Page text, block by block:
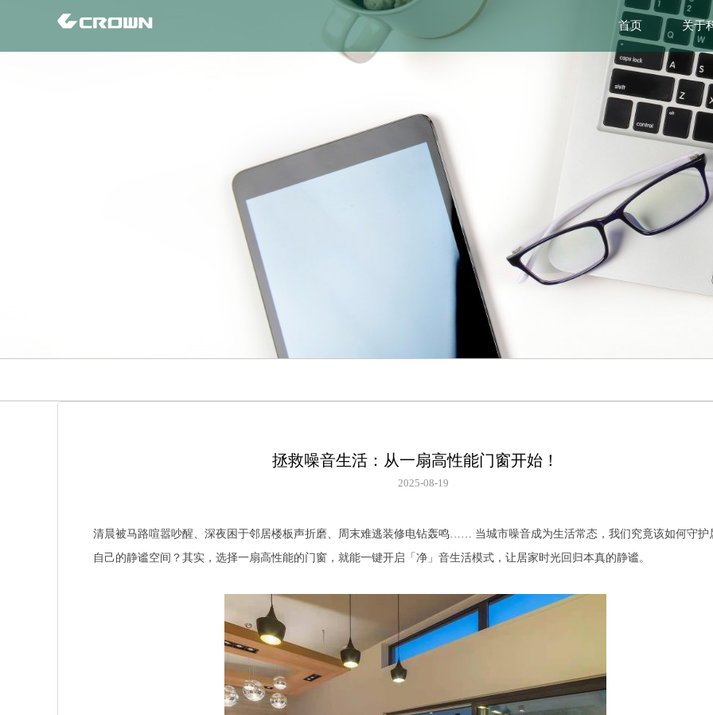
首页 关于
拯救噪音生活：从一扇高性能门窗开始！
2025-08-19
清晨被马路喧嚣吵醒、深夜困于邻居楼板声折磨、周末难逃装修电钻轰鸣…… 当城市噪音成为生活常态，我们究竟该如何守护
自己的静谧空间？其实，选择一扇高性能的门窗，就能一键开启「净」音生活模式，让居家时光回归本真的静谧。